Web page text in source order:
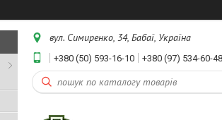
вул. Симиренко, 34, Бабаї, Україна
+380 (50) 593-16-10 +380 (97) 534-60-48